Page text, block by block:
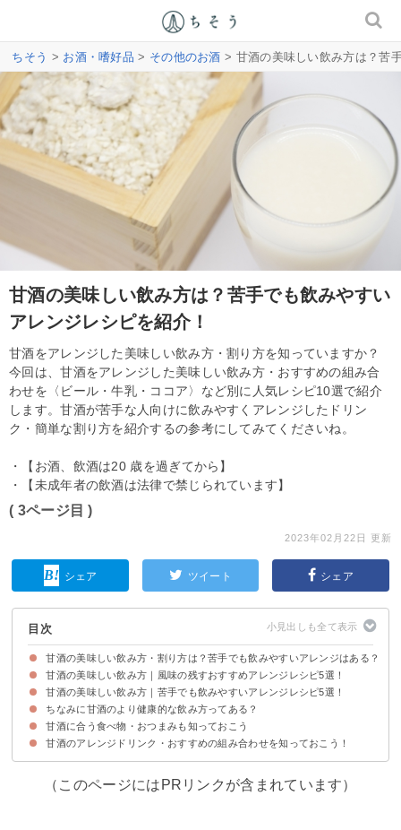
ちそう > お酒・嗜好品 > その他のお酒 > 甘酒の美味しい飲み方は？苦
甘酒の美味しい飲み方は？苦手でも飲みやすい
アレンジレシピを紹介！
甘酒をアレンジした美味しい飲み方・割り方を知っていますか？
今回は、甘酒をアレンジした美味しい飲み方・おすすめの組み合
わせを〈ビール・牛乳・ココア〉など別に人気レシピ10選で紹介
します。甘酒が苦手な人向けに飲みやすくアレンジしたドリン
ク・簡単な割り方を紹介するの参考にしてみてくださいね。
・【お酒、飲酒は20 歳を過ぎてから】
・【未成年者の飲酒は法律で禁じられています】
( 3ページ目 )
2023年02月22日 更新
シェア ツイート シェア
目次
甘酒の美味しい飲み方・割り方は？苦手でも飲みやすいアレンジはある？
甘酒の美味しい飲み方｜風味の残すおすすめアレンジレシピ5選！
①甘酒＋牛乳
②甘酒＋かぼすジュース
③甘酒＋トマトジュース
④甘酒＋ビール
⑤甘酒＋白ワイン
甘酒の美味しい飲み方｜苦手でも飲みやすいアレンジレシピ5選！
①甘酒＋白桃・バナナ
②甘酒＋りんご
③甘酒＋ココア
④甘酒＋炭酸水
⑤甘酒＋コーンスープ
ちなみに甘酒のより健康的な飲み方ってある？
甘酒を食物繊維を含む食材と一緒に飲むのがおすすめ！
甘酒に合う食べ物・おつまみも知っておこう
甘酒のアレンジドリンク・おすすめの組み合わせを知っておこう！
（このページにはPRリンクが含まれています）